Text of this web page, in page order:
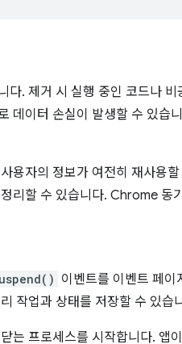
다. 제거 시 실행 중인 코드나
데이터 손실이 발생할 수 있습
용자의 정보가 여전히 재사용
리할 수 있습니다. Chrome 동
이벤트를 이벤트 페이
작업과 상태를 저장할 수 있습
는 프로세스를 시작합니다. 앱